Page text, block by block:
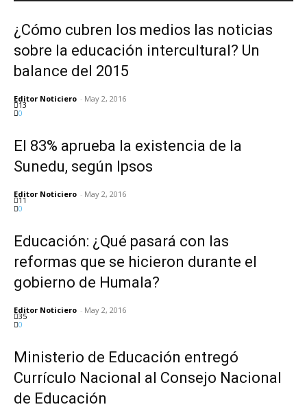
¿Cómo cubren los medios las noticias
sobre la educación intercultural? Un
balance del 2015
Editor Noticiero - May 2, 2016
13
0
El 83% aprueba la existencia de la
Sunedu, según Ipsos
Editor Noticiero - May 2, 2016
11
0
Educación: ¿Qué pasará con las
reformas que se hicieron durante el
gobierno de Humala?
Editor Noticiero - May 2, 2016
35
0
Ministerio de Educación entregó
Currículo Nacional al Consejo Nacional
de Educación